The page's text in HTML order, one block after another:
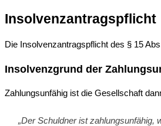
Insolvenzantragspflicht
Die Insolvenzantragspflicht des § 15
Insolvenzgrund der
Zahlungsunfähig ist die Gesellschaft
„Der Schuldner ist zahlungsunfähig,